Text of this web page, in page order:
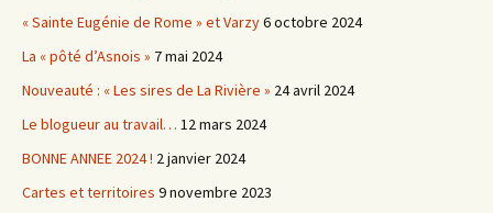
« Sainte Eugénie de Rome » et Varzy6 octobre 2024
La « pôté d’Asnois » 7 mai 2024
Nouveauté : « Les sires de La Rivière » 24 avril 2024
Le blogueur au travail… 12 mars 2024
BONNE ANNEE 2024 ! 2 janvier 2024
Cartes et territoires 9 novembre 2023